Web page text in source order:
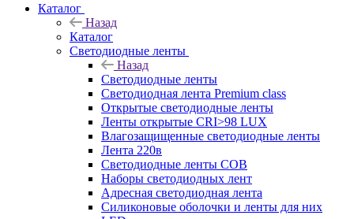
Каталог
Назад
Каталог
Светодиодные ленты
Назад
Светодиодные ленты
Светодиодная лента Premium class
Открытые светодиодные ленты
Ленты открытые CRI>98 LUX
Влагозащищенные светодиодные ленты
Лента 220в
Светодиодные ленты COB
Наборы светодиодных лент
Адресная светодиодная лента
Силиконовые оболочки и ленты для них